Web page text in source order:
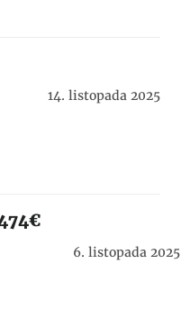
14. listopada 2025
6. listopada 2025